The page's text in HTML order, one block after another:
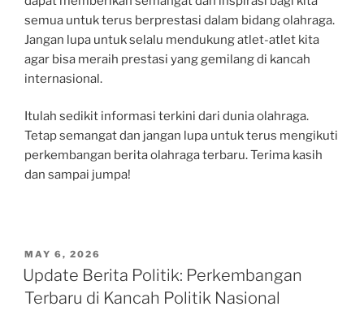
semua untuk terus berprestasi dalam bidang olahraga.
Jangan lupa untuk selalu mendukung atlet-atlet kita
agar bisa meraih prestasi yang gemilang di kancah
internasional.
Itulah sedikit informasi terkini dari dunia olahraga.
Tetap semangat dan jangan lupa untuk terus mengikuti
perkembangan berita olahraga terbaru. Terima kasih
dan sampai jumpa!
POSTED
ON
MAY 6, 2026
Update Berita Politik: Perkembangan
Terbaru di Kancah Politik Nasional